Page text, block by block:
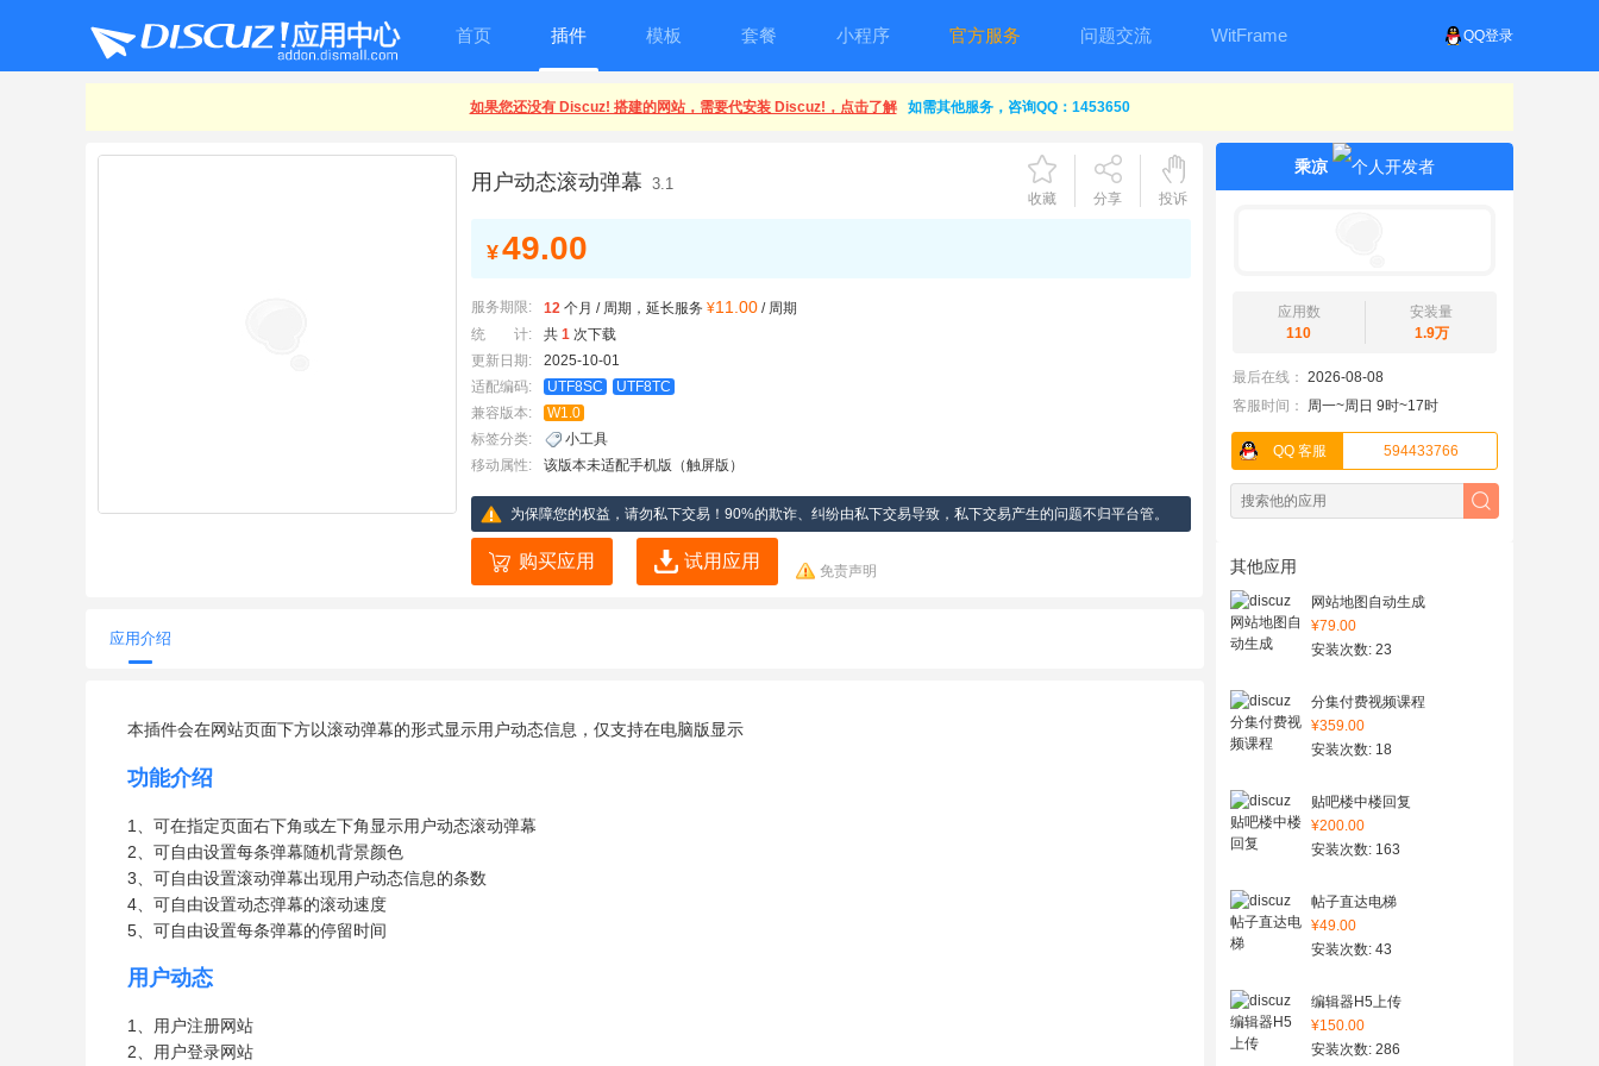
QQ登录
首页 插件 模板 套餐 小程序 官方服务 问题交流 WitFrame
如果您还没有 Discuz! 搭建的网站，需要代安装 Discuz!，点击了解 如需其他服务，咨询QQ：1453650
乘凉
应用数
110
安装量
1.9万
最后在线： 2026-08-08
客服时间：
周一~周日 9时~17时
QQ 客服 594433766
其他应用
网站地图自动生成
¥79.00
安装次数: 23
分集付费视频课程
¥359.00
安装次数: 18
贴吧楼中楼回复
¥200.00
安装次数: 163
帖子直达电梯
¥49.00
安装次数: 43
编辑器H5上传
¥150.00
安装次数: 286
用户动态滚动弹幕 3.1
收藏 分享 投诉
¥49.00
服务期限: 12 个月 / 周期，延长服务 ¥11.00 / 周期
统 计:
共 1 次下载
更新日期:
2025-10-01
适配编码:
UTF8SC
UTF8TC
兼容版本:
W1.0
标签分类:
小工具
移动属性:
该版本未适配手机版（触屏版）
为保障您的权益，请勿私下交易！90%的欺诈、纠纷由私下交易导致，私下交易产生的问题不归平台管。
购买应用 试用应用 免责声明
应用介绍
本插件会在网站页面下方以滚动弹幕的形式显示用户动态信息，仅支持在电脑版显示
功能介绍
1、可在指定页面右下角或左下角显示用户动态滚动弹幕
2、可自由设置每条弹幕随机背景颜色
3、可自由设置滚动弹幕出现用户动态信息的条数
4、可自由设置动态弹幕的滚动速度
5、可自由设置每条弹幕的停留时间
用户动态
1、用户注册网站
2、用户登录网站